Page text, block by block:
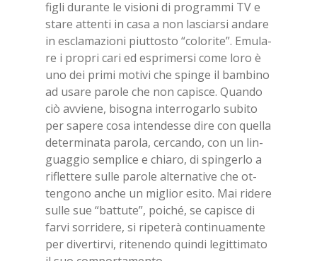
fi­gli du­ran­te le vi­sio­ni di pro­gram­mi TV e
sta­re at­ten­ti in casa a non la­sciar­si an­da­re
in escla­ma­zio­ni piut­to­sto “co­lo­ri­te”. Emu­la­
re i pro­pri cari ed espri­mer­si come loro è
uno dei pri­mi mo­ti­vi che spin­ge il bam­bi­no
ad usa­re pa­ro­le che non ca­pi­sce. Quan­do
ciò av­vie­ne, bi­so­gna in­ter­ro­gar­lo su­bi­to
per sa­pe­re cosa in­ten­des­se dire con quel­la
de­ter­mi­na­ta pa­ro­la, cer­can­do, con un lin­
guag­gio sem­pli­ce e chia­ro, di spin­ger­lo a
ri­flet­te­re sul­le pa­ro­le al­ter­na­ti­ve che ot­
ten­go­no an­che un mi­glior esi­to. Mai ri­de­re
sul­le sue “bat­tu­te”, poi­ché, se ca­pi­sce di
far­vi sor­ri­de­re, si ri­pe­te­rà con­ti­nua­men­te
per di­ver­tir­vi, ri­te­nen­do quin­di le­git­ti­ma­to